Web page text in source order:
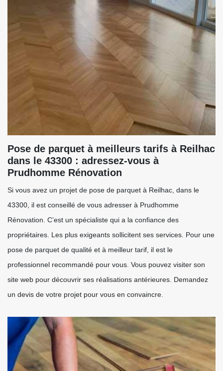
Pose de parquet à meilleurs tarifs à Reilhac
dans le 43300 : adressez-vous à
Prudhomme Rénovation
Si vous avez un projet de pose de parquet à Reilhac, dans le
43300, il est conseillé de vous adresser à Prudhomme
Rénovation. C’est un spécialiste qui a la confiance des
propriétaires. Les plus exigeants sollicitent ses services. Pour une
pose de parquet de qualité et à meilleur tarif, il est le
professionnel recommandé pour vous. Vous pouvez visiter son
site web pour découvrir ses réalisations antérieures. Demandez
un devis de votre projet pour vous en convaincre.